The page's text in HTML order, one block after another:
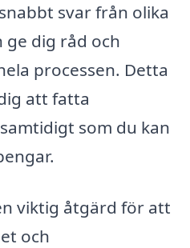
svar från olika
ge dig råd och
processen. Detta
att fatta
som du kan
viktig åtgärd för att
och